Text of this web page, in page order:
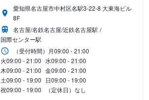
愛知県名古屋市中村区名駅3-22-8 大東海ビル
8F
名古屋/名鉄名古屋/近鉄名古屋駅
国際センター駅
（受付時間） 月09:00 - 21:00
火09:00 - 21:00 水09:00 - 21:00
木09:00 - 21:00 金09:00 - 21:00
土09:00 - 19:00 日09:00 - 19:00
祝09:00 - 19:00 （定休日）なし